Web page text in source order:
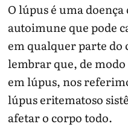
O lúpus é uma
autoimune que pode
em qualquer parte
lembrar que, de
em lúpus, nos
lúpus eritematoso
afetar o corpo todo.